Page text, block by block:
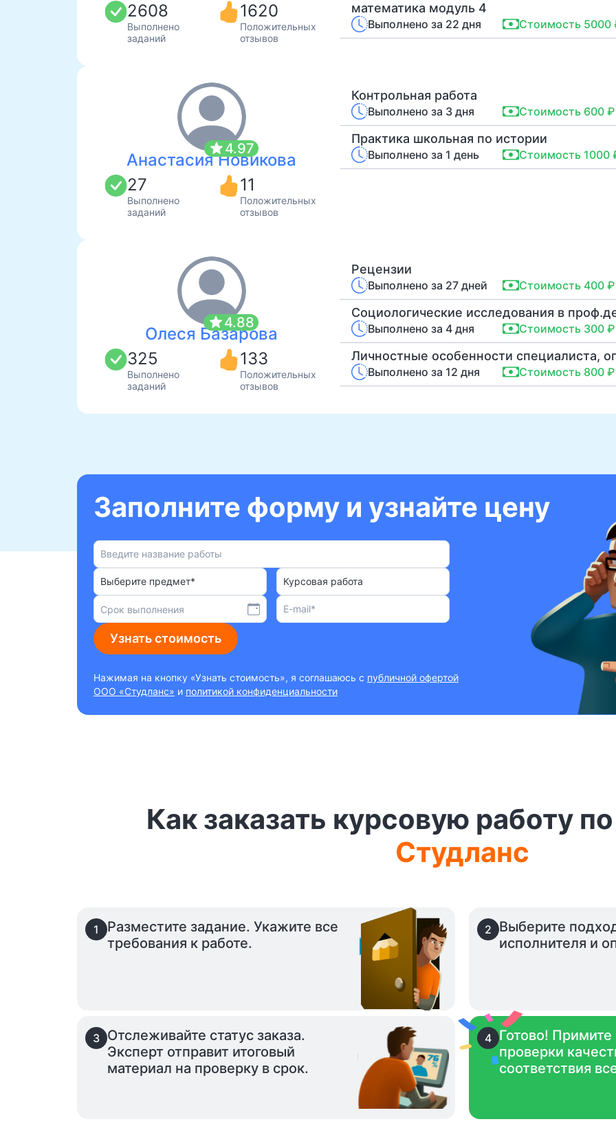
2608
Выполнено
заданий
1620
Положительных
отзывов
математика модуль 4
Выполнено за 22 дня Стоимость 5000
star4.97
Анастасия Новикова
27
Выполнено
заданий
11
Положительных
отзывов
Контрольная работа
Выполнено за 3 дня Стоимость 600 ₽
Практика школьная по истории
Выполнено за 1 день Стоимость 1000
star4.88
Олеся Базарова
325
Выполнено
заданий
133
Положительных
отзывов
Рецензии
Выполнено за 27 дней Стоимость 400 ₽
Социологические исследования в
Выполнено за 4 дня Стоимость 300 ₽
Выполнено за 12 дня Стоимость 800 ₽
Заполните форму и узнайте цену
Выберите предмет* Курсовая работа
Узнать стоимость
Нажимая на кнопку «Узнать стоимость», я соглашаюсь с публичной офертой
ООО «Студланс» и политикой конфиденциальности
Как заказать курсовую работу
Студланс
1
Разместите задание. Укажите все
требования к работе.
2
Выберите
исполнителя и
3 Отслеживайте статус заказа.
Эксперт отправит итоговый
материал на проверку в срок.
4 Готово! Примите
проверки
соответствия